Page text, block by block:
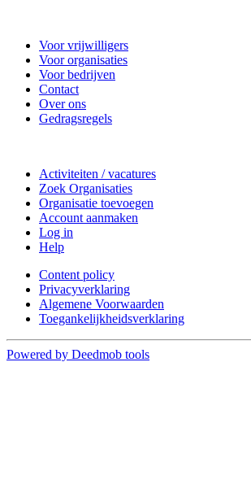
Voor vrijwilligers
Voor organisaties
Voor bedrijven
Contact
Over ons
Gedragsregels
Activiteiten / vacatures
Zoek Organisaties
Organisatie toevoegen
Account aanmaken
Log in
Help
Content policy
Privacyverklaring
Algemene Voorwaarden
Toegankelijkheidsverklaring
Powered by Deedmob tools